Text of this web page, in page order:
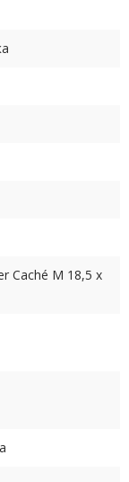
Caché M 18,5 x